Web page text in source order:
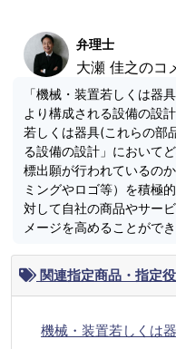
弁理士
大瀬 佳之のコ
「機械・装置若しくは器
より構成される設備の設
若しくは器具(これらの部
る設備の設計」において
標出願が行われているの
ミングやロゴ等）を積極
対して自社の商品やサー
メージを高めることができ
関連指定商品・指定
機械・装置若しくは